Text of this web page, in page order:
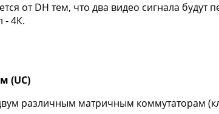
от DH тем, что два видео сигнала будут
- 4К.
(UC)
различным матричным коммутаторам